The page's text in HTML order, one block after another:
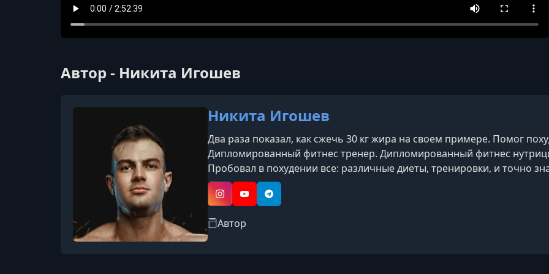
Автор - Никита Игошев
Никита Игошев
Два раза показал, как сжечь 30 кг жира на своем примере. Помог
Дипломированный фитнес тренер. Дипломированный фитнес
Пробовал в похудении все: различные диеты, тренировки, и точно
он и результат неизбежен. Получилось у меня, получится и у тебя.
фитнес блогер. У него есть работа инженером на
InstagramYouTubeTelegram
Автор